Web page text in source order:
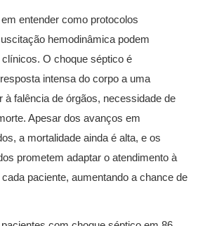
entender como protocolos
hemodinâmica podem
O choque séptico é
intensa do corpo a uma
à falência de órgãos, necessidade de
Apesar dos avanços em
a mortalidade ainda é alta, e os
prometem adaptar o atendimento à
paciente, aumentando a chance de